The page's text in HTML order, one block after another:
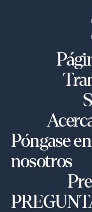
Póngase
nosotros